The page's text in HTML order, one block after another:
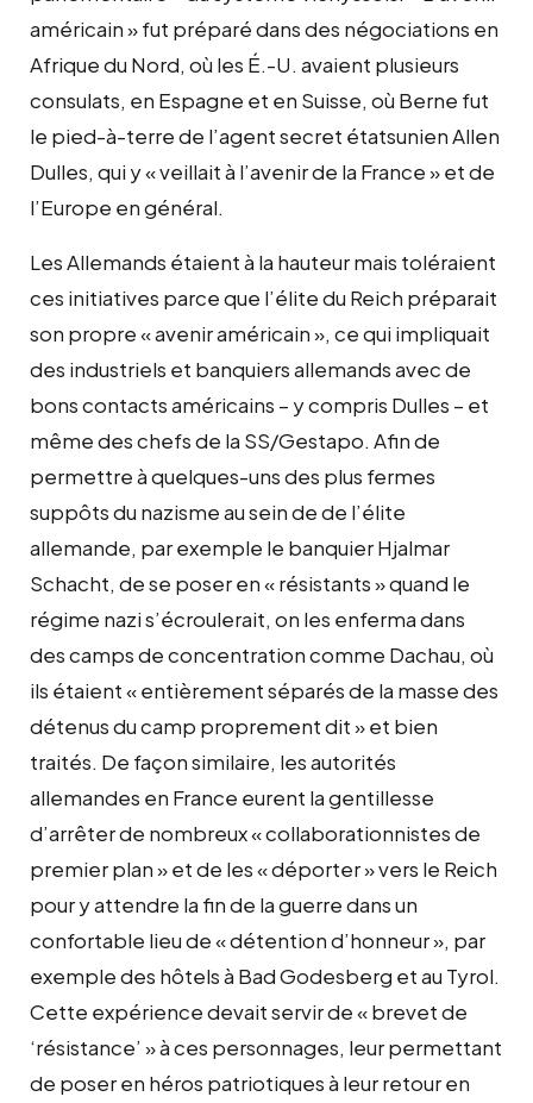
américain » fut préparé dans des négociations en
Afrique du Nord, où les É.-U. avaient plusieurs
consulats, en Espagne et en Suisse, où Berne fut
le pied-à-terre de l’agent secret étatsunien Allen
Dulles, qui y « veillait à l’avenir de la France » et de
l’Europe en général.
Les Allemands étaient à la hauteur mais toléraient
ces initiatives parce que l’élite du Reich préparait
son propre « avenir américain », ce qui impliquait
des industriels et banquiers allemands avec de
bons contacts américains – y compris Dulles – et
même des chefs de la SS/Gestapo. Afin de
permettre à quelques-uns des plus fermes
suppôts du nazisme au sein de de l’élite
allemande, par exemple le banquier Hjalmar
Schacht, de se poser en « résistants » quand le
régime nazi s’écroulerait, on les enferma dans
des camps de concentration comme Dachau, où
ils étaient « entièrement séparés de la masse des
détenus du camp proprement dit » et bien
traités. De façon similaire, les autorités
allemandes en France eurent la gentillesse
d’arrêter de nombreux « collaborationnistes de
premier plan » et de les « déporter » vers le Reich
pour y attendre la fin de la guerre dans un
confortable lieu de « détention d’honneur », par
exemple des hôtels à Bad Godesberg et au Tyrol.
Cette expérience devait servir de « brevet de
‘résistance’ » à ces personnages, leur permettant
de poser en héros patriotiques à leur retour en